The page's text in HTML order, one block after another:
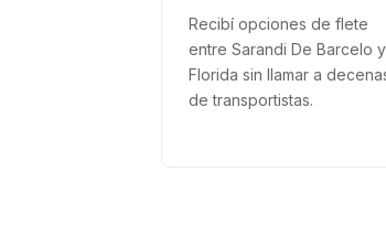
Recibí opciones de flete
entre Sarandi De Barcelo y
Florida sin llamar a
de transportistas.